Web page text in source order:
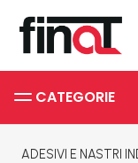
CATEGORIE
ADESIVI E NASTRI